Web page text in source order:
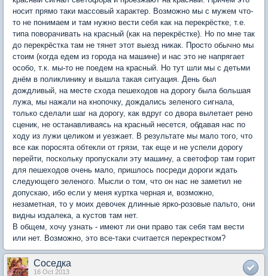
носит прямо таки массовый характер. Возможно мы с мужем что-
то не понимаем и там нужно вести себя как на перекрёстке, т.е.
типа поворачивать на красный (как на перекрёстке). Но по мне так
до перекрёстка там не тянет этот выезд никак. Просто обычно мы
стоим (когда едем из города на машине) и нас это не напрягает
особо, т.к. мы-то не поедем на красный. Но тут шли мы с детьми
днём в поликлинику и вышла такая ситуация. День был
дождливый, на месте схода пешеходов на дорогу была большая
лужа, мы нажали на кнопочку, дождались зеленого сигнала,
только сделали шаг на дорогу, как вдруг со двора вылетает рено
сценик, не останавливаясь на красный несется, обдавая нас по
ходу из лужи целиком и уезжает. В результате мы мало того, что
все как поросята обтекли от грязи, так еще и не успели дорогу
перейти, поскольку пропускали эту машину, а светофор там горит
для пешеходов очень мало, пришлось посреди дороги ждать
следующего зеленого. Мысли о том, что он нас не заметил не
допускаю, ибо если у меня куртка черная и, возможно,
незаметная, то у моих девочек длинные ярко-розовые пальто, они
видны издалека, а кустов там нет.
В общем, хочу узнать - имеют ли они право так себя там вести
или нет. Возможно, это все-таки считается перекрестком?
Соседка
16 Oct 2013